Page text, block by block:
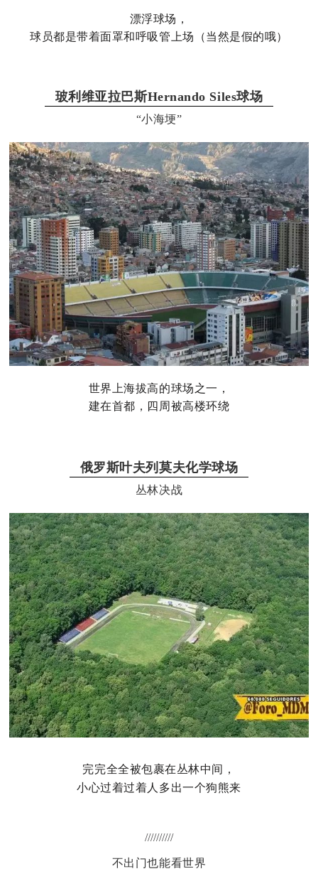
漂浮球场，
球员都是带着面罩和呼吸管上场（当然是假的哦）
玻利维亚拉巴斯Hernando Siles球场
“小海埂”
世界上海拔高的球场之一，
建在首都，四周被高楼环绕
俄罗斯叶夫列莫夫化学球场
丛林决战
完完全全被包裹在丛林中间，
小心过着过着人多出一个狗熊来
//////////
不出门也能看世界